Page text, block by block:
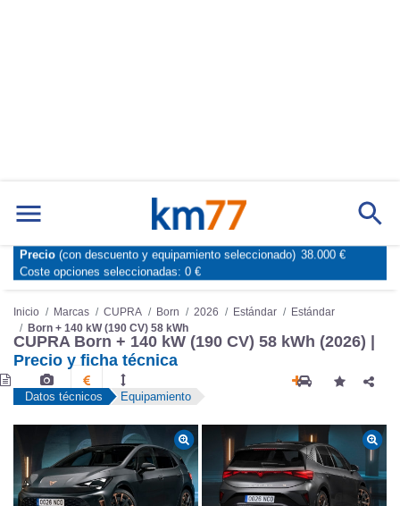
Marcas Comparador de coches
Inicio Marcas CUPRA Born 2026 Estándar
Estándar
Born + 140 kW (190 CV) 58 kWh
CUPRA Born + 140 kW (190 CV) 58 kWh (2026) |
Precio y ficha técnica
Datos técnicos Equipamiento
Precio (con descuento y equipamiento seleccionado) 38.000 €
Coste opciones seleccionadas: 0 €